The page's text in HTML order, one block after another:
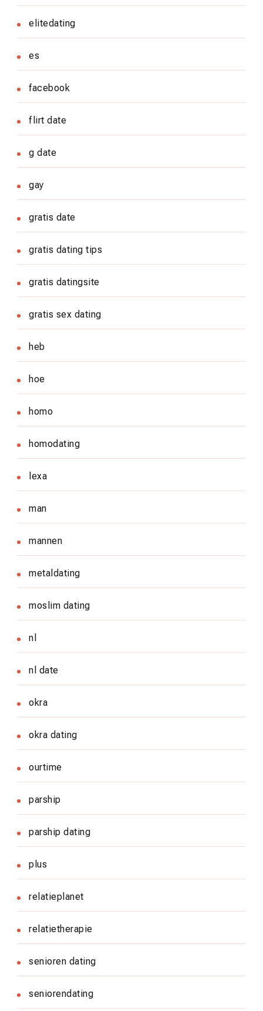
elitedating
es
facebook
flirt date
g date
gay
gratis date
gratis dating tips
gratis datingsite
gratis sex dating
heb
hoe
homo
homodating
lexa
man
mannen
metaldating
moslim dating
nl
nl date
okra
okra dating
ourtime
parship
parship dating
plus
relatieplanet
relatietherapie
senioren dating
seniorendating